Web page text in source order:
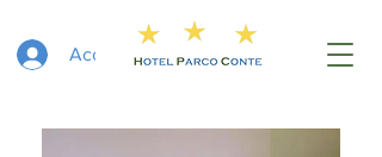
Accedi